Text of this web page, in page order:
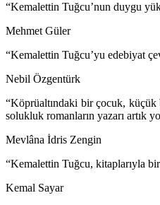
“Kemalettin Tuğcu’nun duygu
Mehmet Güler
“Kemalettin Tuğcu’yu edebiyat
Nebil Özgentürk
“Köprüaltındaki bir çocuk, küçük
solukluk romanların yazarı artık
Mevlâna İdris Zengin
“Kemalettin Tuğcu, kitaplarıyla
Kemal Sayar